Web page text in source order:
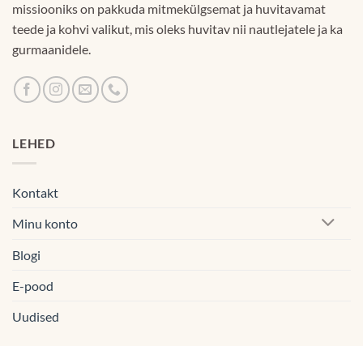
missiooniks on pakkuda mitmekülgsemat ja huvitavamat
teede ja kohvi valikut, mis oleks huvitav nii nautlejatele ja ka
gurmaanidele.
LEHED
Kontakt
Minu konto
Blogi
E-pood
Uudised